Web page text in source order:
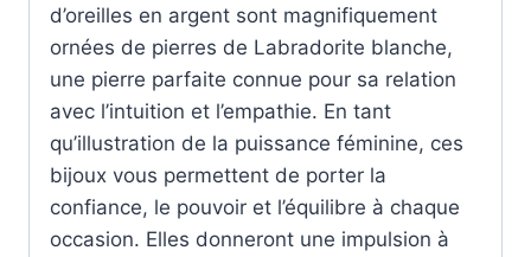
d’oreilles en argent sont magnifiquement
ornées de pierres de Labradorite blanche,
une pierre parfaite connue pour sa relation
avec l’intuition et l’empathie. En tant
qu’illustration de la puissance féminine, ces
bijoux vous permettent de porter la
confiance, le pouvoir et l’équilibre à chaque
occasion. Elles donneront une impulsion à